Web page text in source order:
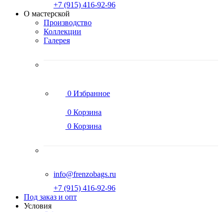
‭+7 (915) 416-92-96
О мастерской
Производство
Коллекции
Галерея
0 Избранное
0 Корзина
0 Корзина
info@frenzobags.ru
‭+7 (915) 416-92-96
Под заказ и опт
Условия